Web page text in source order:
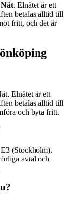
. Elnätet är ett
betalas alltid till
fritt, och det är
Elnätet är ett
betalas alltid till
och byta fritt.
(Stockholm).
avtal och